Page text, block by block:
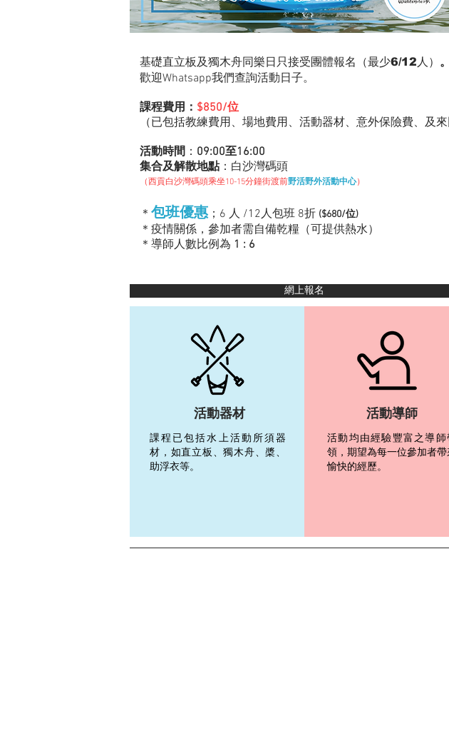
基礎直立板及獨木舟同樂日只接受團體報名（最少6/12 人） 。
歡迎Whatsapp我們查詢​活動 日子。
課程費用： $850/位
（已包括教練費用、場地費用、活動器材、意外保險費、及
活動時間 ： 09:00至16:00
集合及解散地點：白沙灣碼頭
（西貢白沙灣碼頭乘坐10-15分鐘街渡前野活野外活動中心）
＊ 包班優惠；6 人 /12人包班 8折 ($680/位)
＊疫情關係，參加者需自備乾糧（可提供熱水）
＊導師人數比例為 1 : 6
網上報名
活動器材
課程已包括水上活動所須器
材，如直立板 、獨木舟、槳、
助浮衣等。
活動導師
活動均由經驗豐富之導師
領，期望為每一位參加者帶
愉快的經歷。